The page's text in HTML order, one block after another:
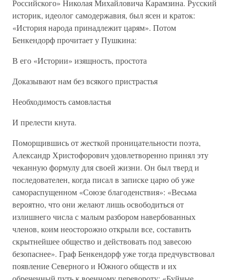
Российского» Николая Михайловича Карамзина. Русский
историк, идеолог самодержавия, был ясен и краток:
«История народа принадлежит царям». Потом
Бенкендорф прочитает у Пушкина:
В его «Истории» изящность, простота
Доказывают нам без всякого пристрастья
Необходимость самовластья
И прелести кнута.
Поморщившись от жесткой проницательности поэта,
Александр Христофорович удовлетворенно принял эту
чеканную формулу для своей жизни. Он был тверд и
последователен, когда писал в записке царю об уже
самораспущенном «Союзе благоденствия»: «Весьма
вероятно, что они желают лишь освободиться от
излишнего числа с малым разбором навербованных
членов, коим неосторожно открыли все, составить
скрытнейшее общество и действовать под завесою
безопаснее». Граф Бенкендорф уже тогда предчувствовал
появление Северного и Южного обществ и их